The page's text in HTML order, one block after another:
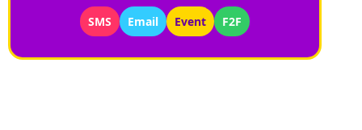
SMS Email Event F2F